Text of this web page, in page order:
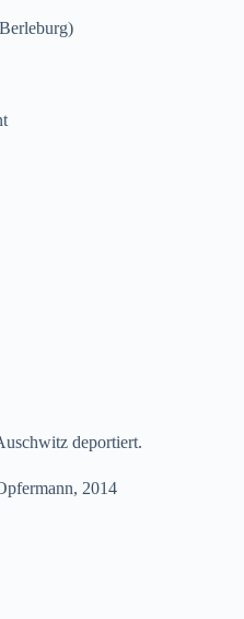
deportiert.
2014